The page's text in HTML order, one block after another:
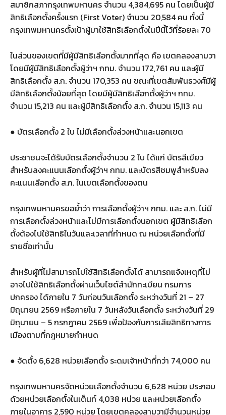
สมาชิกสภากรุงเทพมหานคร จำนวน 4,384,695 คน โดยเป็นผู้มี
สิทธิเลือกตั้งครั้งแรก (First Voter) จำนวน 20,584 คน ทั้งนี้
กรุงเทพมหานครตั้งเป้าผู้มาใช้สิทธิเลือกตั้งในปีนี้ไว้ที่ร้อยละ 70
ในส่วนของเขตที่มีผู้มีสิทธิเลือกตั้งมากที่สุด คือ เขตคลองสามวา
โดยมีผู้มีสิทธิเลือกตั้งผู้ว่าฯ กทม. จำนวน 172,761 คน และผู้มี
สิทธิเลือกตั้ง ส.ก. จำนวน 170,353 คน ขณะที่เขตสัมพันธวงศ์มีผู้
มีสิทธิเลือกตั้งน้อยที่สุด โดยมีผู้มีสิทธิเลือกตั้งผู้ว่าฯ กทม.
จำนวน 15,213 คน และผู้มีสิทธิเลือกตั้ง ส.ก. จำนวน 15,113 คน
● บัตรเลือกตั้ง 2 ใบ ไม่มีเลือกตั้งล่วงหน้าและนอกเขต
ประชาชนจะได้รับบัตรเลือกตั้งจำนวน 2 ใบ ได้แก่ บัตรสีเขียว
สำหรับลงคะแนนเลือกตั้งผู้ว่าฯ กทม. และบัตรสีชมพูสำหรับลง
คะแนนเลือกตั้ง ส.ก. ในเขตเลือกตั้งของตน
กรุงเทพมหานครขอย้ำว่า การเลือกตั้งผู้ว่าฯ กทม. และ ส.ก. ไม่มี
การเลือกตั้งล่วงหน้าและไม่มีการเลือกตั้งนอกเขต ผู้มีสิทธิเลือก
ตั้งต้องไปใช้สิทธิในวันและเวลาที่กำหนด ณ หน่วยเลือกตั้งที่มี
รายชื่อเท่านั้น
สำหรับผู้ที่ไม่สามารถไปใช้สิทธิเลือกตั้งได้ สามารถแจ้งเหตุที่ไม่
อาจไปใช้สิทธิเลือกตั้งผ่านเว็บไซต์สำนักทะเบียน กรมการ
ปกครอง ได้ภายใน 7 วันก่อนวันเลือกตั้ง ระหว่างวันที่ 21 – 27
มิถุนายน 2569 หรือภายใน 7 วันหลังวันเลือกตั้ง ระหว่างวันที่ 29
มิถุนายน – 5 กรกฎาคม 2569 เพื่อป้องกันการเสียสิทธิทางการ
เมืองตามที่กฎหมายกำหนด
● จัดตั้ง 6,628 หน่วยเลือกตั้ง ระดมเจ้าหน้าที่กว่า 74,000 คน
กรุงเทพมหานครจัดหน่วยเลือกตั้งจำนวน 6,628 หน่วย ประกอบ
ด้วยหน่วยเลือกตั้งในเต็นท์ 4,038 หน่วย และหน่วยเลือกตั้ง
ภายในอาคาร 2,590 หน่วย โดยเขตคลองสามวามีจำนวนหน่วย